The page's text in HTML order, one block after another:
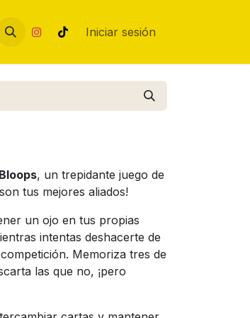
Iniciar sesión
Bloops, un trepidante juego de
tus mejores aliados!
un ojo en tus propias
intentas deshacerte de
Memoriza tres de
las que no, ¡pero